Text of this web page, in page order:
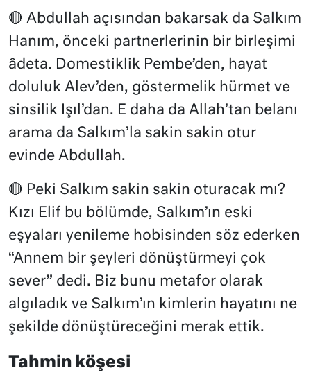
🔴 Abdullah açısından bakarsak da Salkım
Hanım, önceki partnerlerinin bir birleşimi
âdeta. Domestiklik Pembe’den, hayat
doluluk Alev’den, göstermelik hürmet ve
sinsilik Işıl’dan. E daha da Allah’tan belanı
arama da Salkım’la sakin sakin otur
evinde Abdullah.
🔴 Peki Salkım sakin sakin oturacak mı?
Kızı Elif bu bölümde, Salkım’ın eski
eşyaları yenileme hobisinden söz ederken
“Annem bir şeyleri dönüştürmeyi çok
sever” dedi. Biz bunu metafor olarak
algıladık ve Salkım’ın kimlerin hayatını ne
şekilde dönüştüreceğini merak ettik.
Tahmin köşesi